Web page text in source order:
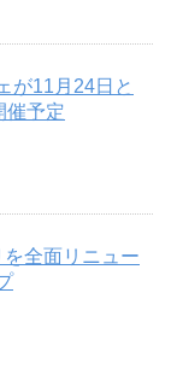
が11月24日と
催予定
全面リニュー